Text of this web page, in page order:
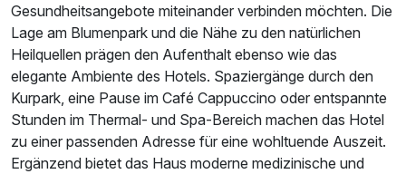
Für 5 Tage p.P. ab480,00 €
Doppelzimmer Superior
2 Erwachsene und 1 Kind
Gesundheitsangebote miteinander verbinden möchten. Die
Lage am Blumenpark und die Nähe zu den natürlichen
Heilquellen prägen den Aufenthalt ebenso wie das
elegante Ambiente des Hotels. Spaziergänge durch den
Kurpark, eine Pause im Café Cappuccino oder entspannte
Stunden im Thermal- und Spa-Bereich machen das Hotel
zu einer passenden Adresse für eine wohltuende Auszeit.
Ergänzend bietet das Haus moderne medizinische und